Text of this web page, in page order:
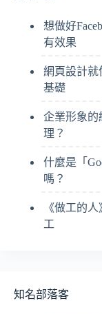
想做好
有效果
網頁設計就
基礎
企業形象的
理？
什麼是「
嗎？
《做工的
工
知名部落客